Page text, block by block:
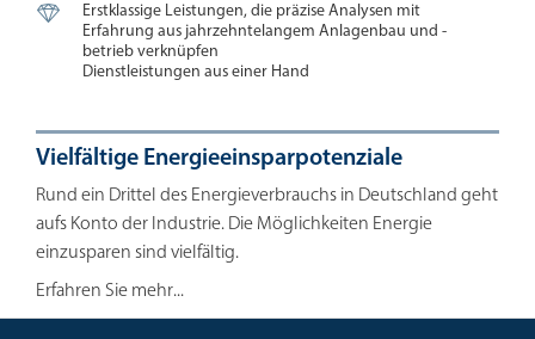

Erstklassige Leistungen, die präzise Analysen mit
Erfahrung aus jahrzehntelangem Anlagenbau und -
betrieb verknüpfen
Dienstleistungen aus einer Hand
Vielfältige Energieeinsparpotenziale
Rund ein Drittel des Energieverbrauchs in Deutschland geht
aufs Konto der Industrie. Die Möglichkeiten Energie
einzusparen sind vielfältig.
Erfahren Sie mehr...